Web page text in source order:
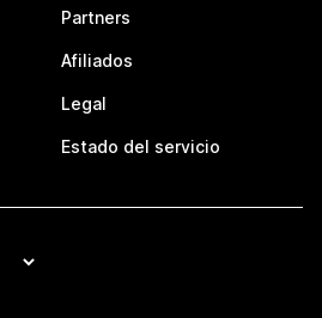
Partners
Afiliados
Legal
Estado del servicio